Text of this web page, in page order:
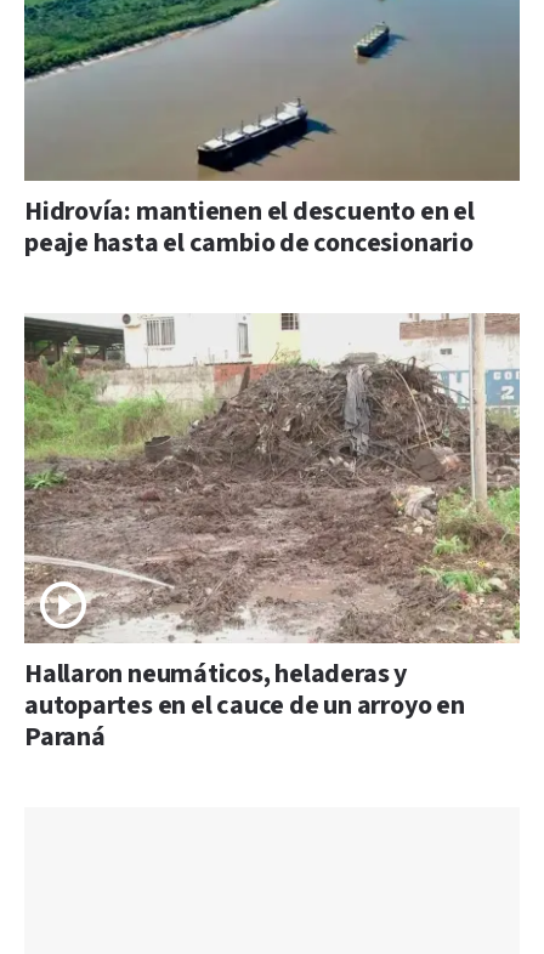
Hidrovía: mantienen el descuento en el
peaje hasta el cambio de concesionario
Hallaron neumáticos, heladeras y
autopartes en el cauce de un arroyo en
Paraná